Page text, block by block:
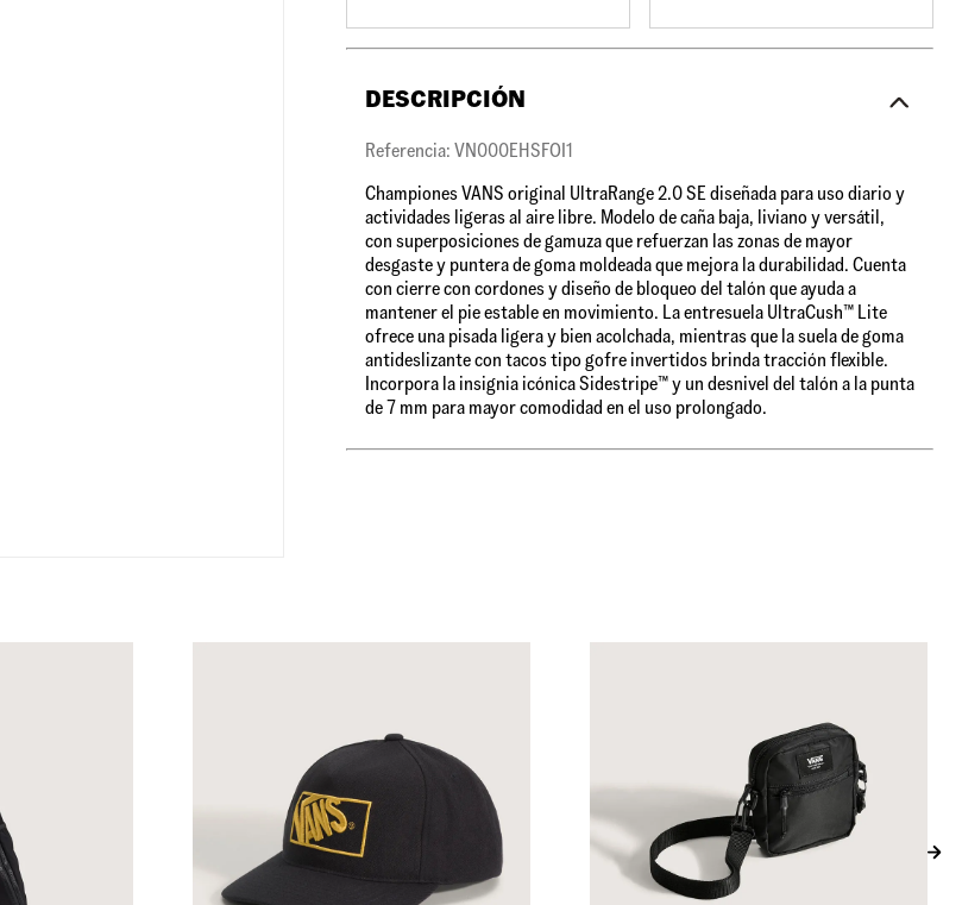
DESCRIPCIÓN
Referencia: VN000EHSFOI1
Championes VANS original UltraRange 2.0 SE diseñada para uso diario y
actividades ligeras al aire libre. Modelo de caña baja, liviano y versátil,
con superposiciones de gamuza que refuerzan las zonas de mayor
desgaste y puntera de goma moldeada que mejora la durabilidad. Cuenta
con cierre con cordones y diseño de bloqueo del talón que ayuda a
mantener el pie estable en movimiento. La entresuela UltraCush™ Lite
ofrece una pisada ligera y bien acolchada, mientras que la suela de goma
antideslizante con tacos tipo gofre invertidos brinda tracción flexible.
Incorpora la insignia icónica Sidestripe™ y un desnivel del talón a la punta
de 7 mm para mayor comodidad en el uso prolongado.